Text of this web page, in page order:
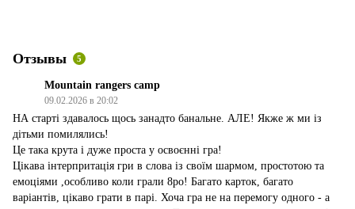
Отзывы 5
Mountain rangers camp
09.02.2026 в 20:02
НА старті здавалось щось занадто банальне. АЛЕ! Якже ж ми із
дітьми помилялись!
Це така крута і дуже проста у освоєнні гра!
Цікава інтерпритація гри в слова із своїм шармом, простотою та
емоціями ,особливо коли грали 8ро! Багато карток, багато
варіантів, цікаво грати в парі. Хоча гра не на перемогу одного - а